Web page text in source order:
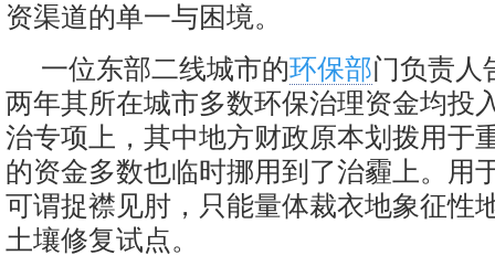
资渠道的单一与困境。
一位东部二线城市的环保部门负责人
两年其所在城市多数环保治理资金均投
治专项上，其中地方财政原本划拨用于
的资金多数也临时挪用到了治霾上。用
可谓捉襟见肘，只能量体裁衣地象征性
土壤修复试点。